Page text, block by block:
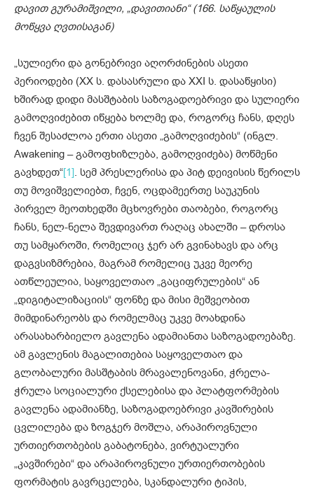
დავით გურამიშვილი, „დავითიანი“ (166. საწყაულის
მოწყვა ღვთისაგან)
„სულიერი და გონებრივი აღორძინების ასეთი
პერიოდები (XX ს. დასასრული და XXI ს. დასაწყისი)
ხშირად დიდი მასშტაბის საზოგადოებრივი და სულიერი
გამოღვიძებით იწყება ხოლმე და, როგორც ჩანს, დღეს
ჩვენ შესაძლოა ერთი ასეთი „გამოღვიძების“ (ინგლ.
Awakening – გამოფხიზლება, გამოღვიძება) მოწმენი
გავხდეთ“[1]. სემ პრესლერისა და პიტ დეივისის წერილს
თუ მოვიშველიებთ, ჩვენ, ოცდამეერთე საუკუნის
პირველ მეოთხედში მცხოვრები თაობები, როგორც
ჩანს, ნელ-ნელა შევდივართ რაღაც ახალში – დროსა
თუ სამყაროში, რომელიც ჯერ არ გვინახავს და არც
დაგვსიზმრებია, მაგრამ რომელიც უკვე მეორე
ათწლეულია, საყოველთაო „გაციფრულების“ ან
„დიგიტალიზაციის“ ფონზე და მისი მეშვეობით
მიმდინარეობს და რომელმაც უკვე მოახდინა
არასახარბიელო გავლენა ადამიანთა საზოგადოებაზე.
ამ გავლენის მაგალითებია საყოველთაო და
გლობალური მასშტაბის მრავალენოვანი, ჭრელა-
ჭრულა სოციალური ქსელებისა და პლატფორმების
გავლენა ადამიანზე, საზოგადოებრივი კავშირების
ცვლილება და ზოგჯერ მოშლა, არაპიროვნული
ურთიერთობების გაბატონება, ვირტუალური
„კავშირები“ და არაპიროვნული ურთიერთობების
ფორმატის გავრცელება, სკანდალური ტიპის,